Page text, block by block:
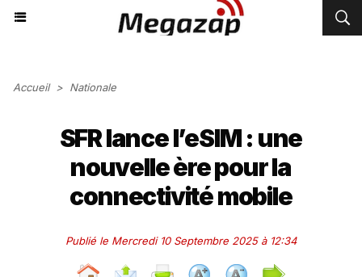
Accueil > Nationale
SFR lance l’eSIM : une
nouvelle ère pour la
connectivité mobile
Publié le Mercredi 10 Septembre 2025 à 12:34